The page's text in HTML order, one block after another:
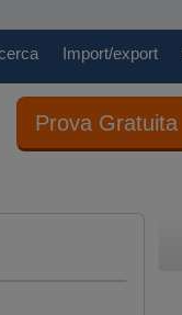
Import/export
Prova Gratuita